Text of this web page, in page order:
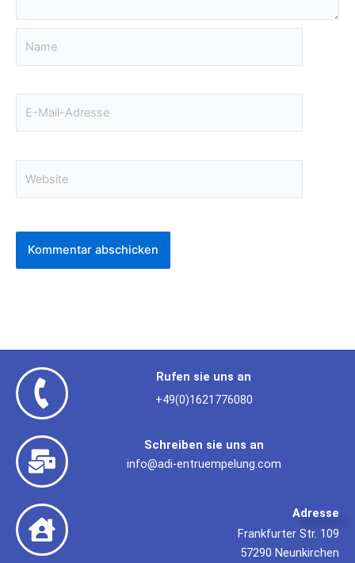
Rufen sie uns an
+49(0)1621776080
Schreiben sie uns an
info@adi-entruempelung.com
Adresse
Frankfurter Str. 109
57290 Neunkirchen